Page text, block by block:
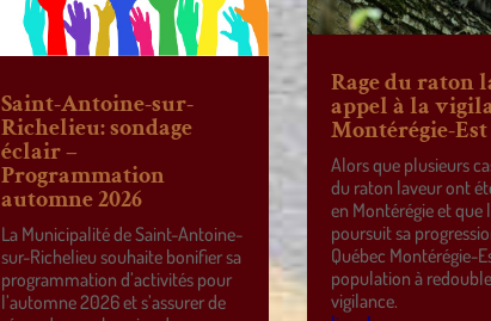
Saint-Antoine-sur-
Richelieu: sondage
éclair –
Programmation
automne 2026
La Municipalité de Saint-Antoine-
sur-Richelieu souhaite bonifier sa
programmation d’activités pour
l’automne 2026 et s’assurer de
Rage du raton
appel à la
Montérégie-Est
Alors que plusieurs
du raton laveur ont
en Montérégie et que
poursuit sa
Québec Montérégie-
population à
vigilance.